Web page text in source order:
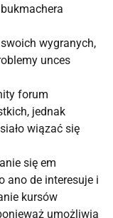
wygranych,
unces
forum
jednak
wiązać się
się em
ano de interesuje i
kursów
umożliwia